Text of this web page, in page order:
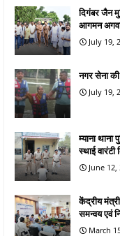
दिगंबर जैन
आगमन
July 19,
नगर सेना
July 19,
म्याना
स्थाई वारंटी
June 12,
केंद्रीय मंत्री
समन्वय एवं
March